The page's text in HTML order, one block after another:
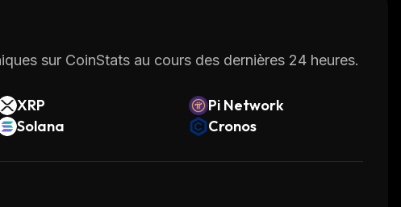
sur CoinStats au cours des dernières 24 heures.
XRP
Pi Network
Solana Cronos